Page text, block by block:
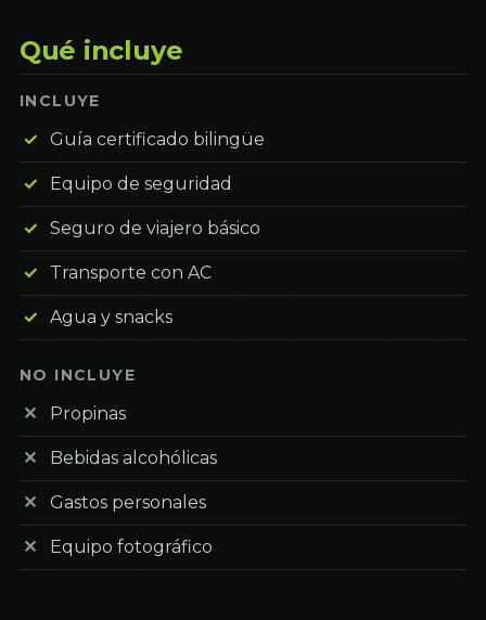
Qué incluye
INCLUYE
Guía certificado bilingüe
Equipo de seguridad
Seguro de viajero básico
Transporte con AC
Agua y snacks
NO INCLUYE
Propinas
Bebidas alcohólicas
Gastos personales
Equipo fotográfico